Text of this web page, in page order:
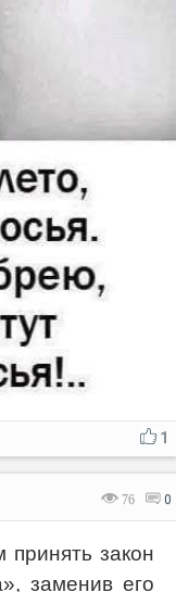
1
76 0
закон
заменив его